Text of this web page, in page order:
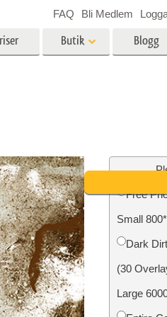
Foto restaurering
Butik Blogg
FAQ Bli Medlem
Free
Small
Dark Dirt
(30
Large